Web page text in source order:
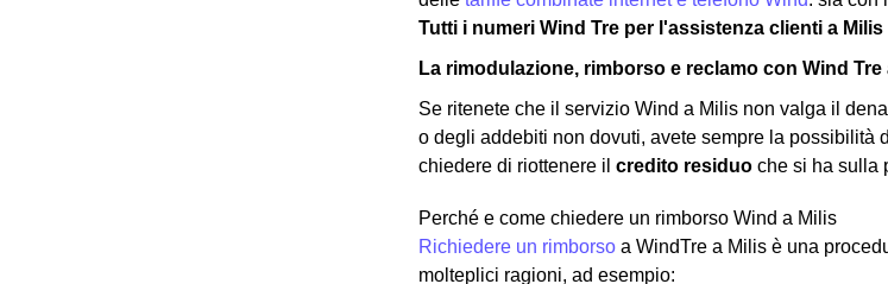
Tutti i numeri Wind Tre per l'assistenza clienti a Milis
La rimodulazione, rimborso e reclamo con Wind Tre
Se ritenete che il servizio Wind a Milis non valga il
o degli addebiti non dovuti, avete sempre la possibilità
chiedere di riottenere il credito residuo che si ha sulla
Perché e come chiedere un rimborso Wind a Milis
Richiedere un rimborso a WindTre a Milis è una
molteplici ragioni, ad esempio: